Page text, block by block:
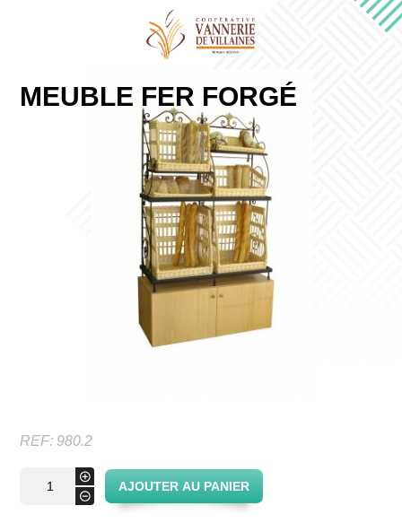
MEUBLE FER FORGÉ
REF: 980.2
-
+
AJOUTER AU PANIER